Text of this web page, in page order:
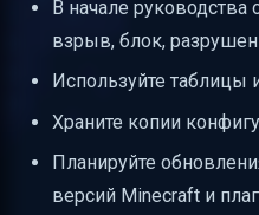
В начале руководства
взрыв, блок,
Используйте таблицы
Храните копии
Планируйте
версий Minecraft и